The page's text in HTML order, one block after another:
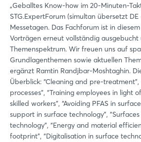
„Geballtes Know-how im 20-Minuten-
STG.ExpertForum (simultan übersetzt
Messetagen. Das Fachforum ist in
Vorträgen erneut vollständig
Themenspektrum. Wir freuen uns auf
Grundlagenthemen sowie aktuellen
ergänzt Ramtin Randjbar-Moshtaghin.
Überblick: “Cleaning and pre-
processes”, “Training employees in light
skilled workers”, “Avoiding PFAS in
support in surface technology”,
technology”, “Energy and material
footprint”, “Digitalisation in surface